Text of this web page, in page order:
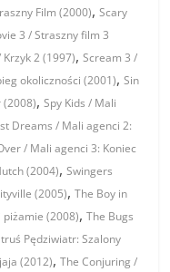
Film (2000),Scary
3 / Straszny film 3
2 (1997),Scream 3 /
okoliczności (2001),Sin
(2008),Spy Kids / Mali
Dreams / Mali agenci 2:
/ Mali agenci 3: Koniec
(2004),Swingers
(2005),The Boy in
piżamie (2008),The Bugs
Pędziwiatr: Szalony
(2012),The Conjuring /